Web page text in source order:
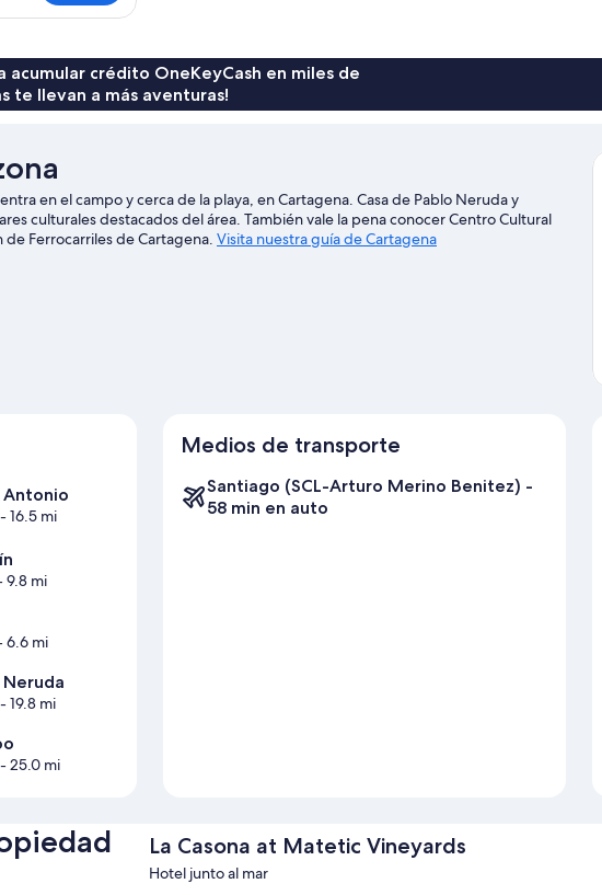
acumular crédito OneKeyCash en miles de
te llevan a más aventuras!
en el campo y cerca de la playa, en Cartagena. Casa de Pablo Neruda y
culturales destacados del área. También vale la pena conocer Centro Cultural
de Ferrocarriles de Cartagena. Visita nuestra guía de Cartagena
Antonio
- 16.5 mi
9.8 mi
6.6 mi
Neruda
- 19.8 mi
- 25.0 mi
Medios de transporte
Santiago (SCL-Arturo Merino Benitez) -
58 min en auto
La Casona at Matetic Vineyards
Hotel junto al mar